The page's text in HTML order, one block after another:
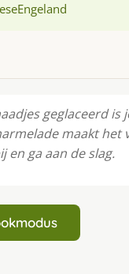
Engeland
geglaceerd is
maakt het
en ga aan de slag.